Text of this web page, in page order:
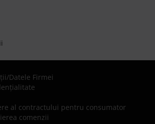
/Datele Firmei
al contractului pentru consumator
comenzii